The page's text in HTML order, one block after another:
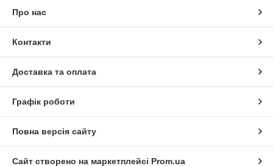
Про нас
Контакти
Доставка та оплата
Графік роботи
Повна версія сайту
Сайт створено на маркетплейсі Prom.ua